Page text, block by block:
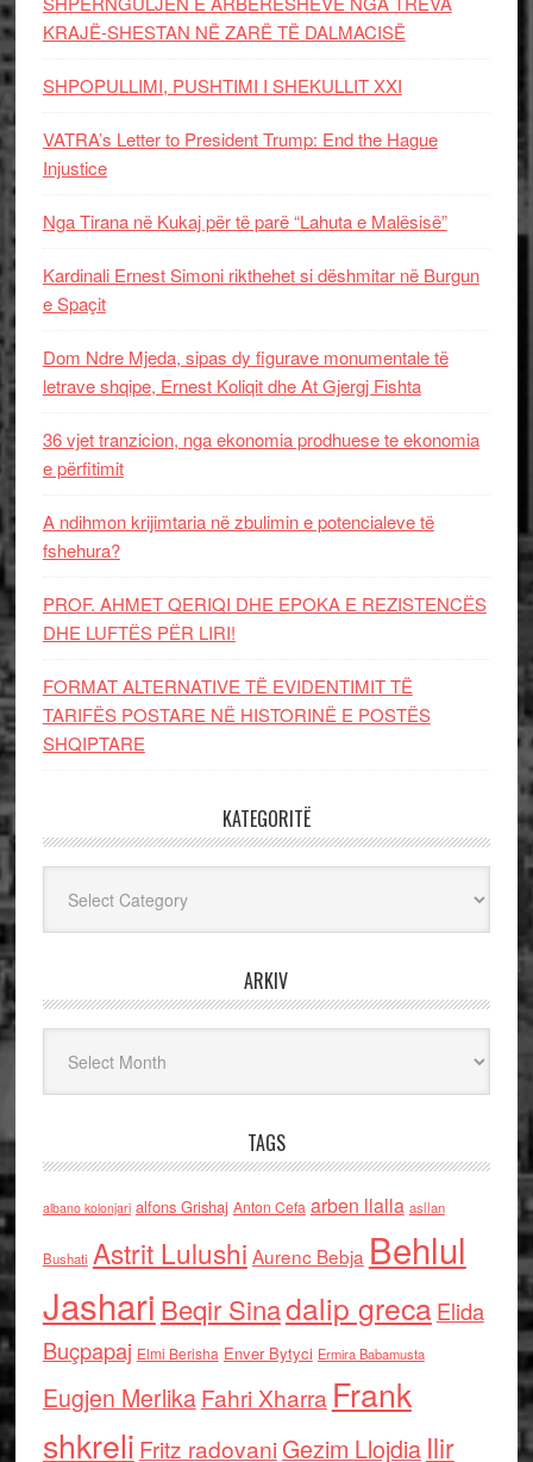
KRAJË-SHESTAN NË ZARË TË DALMACISË
SHPOPULLIMI, PUSHTIMI I SHEKULLIT XXI
VATRA’s Letter to President Trump: End the Hague
Injustice
Nga Tirana në Kukaj për të parë “Lahuta e Malësisë”
Kardinali Ernest Simoni rikthehet si dëshmitar në Burgun
e Spaçit
Dom Ndre Mjeda, sipas dy figurave monumentale të
letrave shqipe, Ernest Koliqit dhe At Gjergj Fishta
36 vjet tranzicion, nga ekonomia prodhuese te ekonomia
e përfitimit
A ndihmon krijimtaria në zbulimin e potencialeve të
fshehura?
PROF. AHMET QERIQI DHE EPOKA E REZISTENCЁS
DHE LUFTЁS PЁR LIRI!
FORMAT ALTERNATIVE TË EVIDENTIMIT TË
TARIFËS POSTARE NË HISTORINË E POSTËS
SHQIPTARE
KATEGORITË
ARKIV
TAGS
albano kolonjari alfons Grishaj Anton Cefa arben llalla asllan
Bushati Astrit Lulushi Aurenc Bebja Behlul
Jashari Beqir Sinadalip grecaElida
Buçpapaj Elmi Berisha Enver Bytyci Ermira Babamusta
Eugjen MerlikaFahri Xharra Frank
shkreli Fritz radovaniGezim Llojdia Ilir